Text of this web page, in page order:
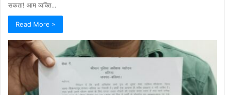
सकता! आम व्यक्ति…
Read More »